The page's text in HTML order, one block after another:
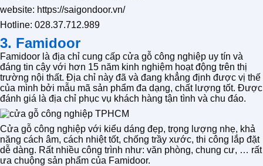
website: https://saigondoor.vn/
Hotline: 028.37.712.989
3. Famidoor
Famidoor là địa chỉ cung cấp cửa gỗ công nghiệp uy tín và
đáng tin cậy với hơn 15 năm kinh nghiệm hoạt động trên thị
trường nội thất. Địa chỉ này đã và đang khẳng định được vị thế
của mình bởi mẫu mã sản phẩm đa dạng, chất lượng tốt. Được
đánh giá là địa chỉ phục vụ khách hàng tận tình và chu đáo.
Cửa gỗ công nghiệp với kiểu dáng đẹp, trọng lượng nhẹ, khả
năng cách âm, cách nhiệt tốt, chống trầy xước, thi công lắp đặt
dễ dàng. Rất nhiều công trình như: văn phòng, chung cư, … rất
ưa chuộng sản phẩm của Famidoor.